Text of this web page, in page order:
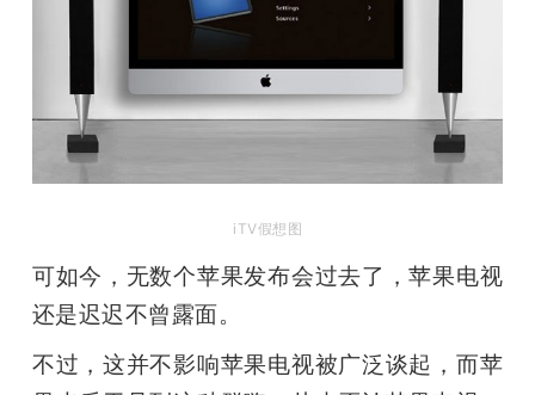
中
GAIR
专
iTV假想图
可如今，无数个苹果发布会过去了，苹果电视
还是迟迟不曾露面。
不过，这并不影响苹果电视被广泛谈起，而苹